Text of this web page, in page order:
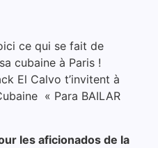
ce qui se fait de
cubaine à Paris !
El Calvo t’invitent à
« Para BAILAR
les aficionados de la